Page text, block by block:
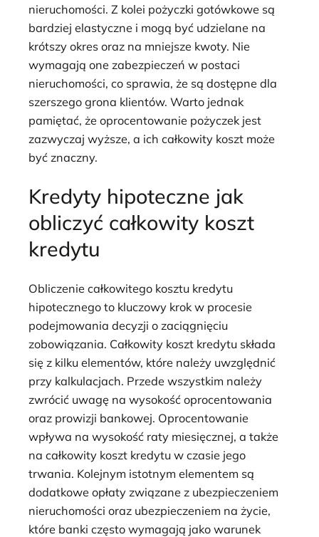
nieruchomości. Z kolei pożyczki gotówkowe są
bardziej elastyczne i mogą być udzielane na
krótszy okres oraz na mniejsze kwoty. Nie
wymagają one zabezpieczeń w postaci
nieruchomości, co sprawia, że są dostępne dla
szerszego grona klientów. Warto jednak
pamiętać, że oprocentowanie pożyczek jest
zazwyczaj wyższe, a ich całkowity koszt może
być znaczny.
Kredyty hipoteczne jak
obliczyć całkowity koszt
kredytu
Obliczenie całkowitego kosztu kredytu
hipotecznego to kluczowy krok w procesie
podejmowania decyzji o zaciągnięciu
zobowiązania. Całkowity koszt kredytu składa
się z kilku elementów, które należy uwzględnić
przy kalkulacjach. Przede wszystkim należy
zwrócić uwagę na wysokość oprocentowania
oraz prowizji bankowej. Oprocentowanie
wpływa na wysokość raty miesięcznej, a także
na całkowity koszt kredytu w czasie jego
trwania. Kolejnym istotnym elementem są
dodatkowe opłaty związane z ubezpieczeniem
nieruchomości oraz ubezpieczeniem na życie,
które banki często wymagają jako warunek